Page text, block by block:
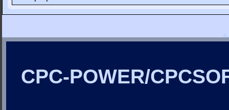
CPC-POWER/